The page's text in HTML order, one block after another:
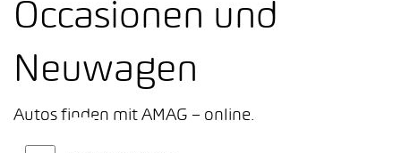
Occasionen und
Neuwagen
Autos finden mit AMAG – online.